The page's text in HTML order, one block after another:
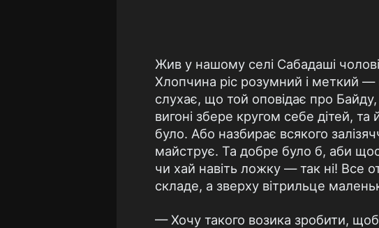
Жив у нашому селі Сабадаші
Хлопчина ріс розумний і меткий —
слухає, що той оповідає про
вигоні збере кругом себе дітей,
було. Або назбирає всякого
майструє. Та добре було б, аби
чи хай навіть ложку — так ні! Все
складе, а зверху вітрильце
— Хочу такого возика зробити,